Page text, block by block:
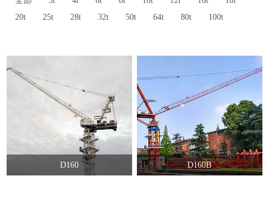
20t
25t 28t 32t 50t 64t 80t 100t
D160 D160B